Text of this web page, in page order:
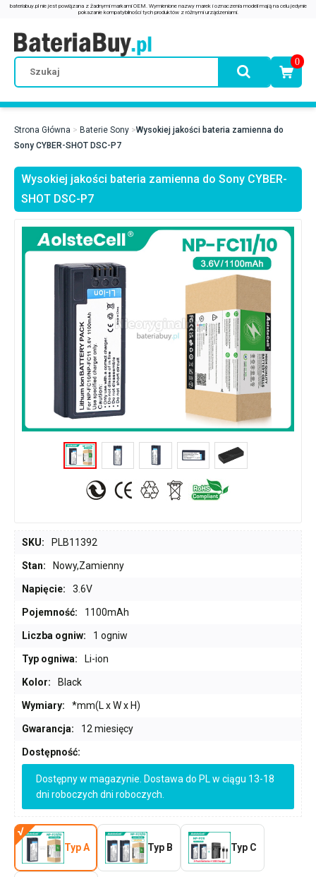
0
Strona Główna Baterie Sony
Wysokiej jakości bateria zamienna do
Sony CYBER-SHOT DSC-P7
Wysokiej jakości bateria zamienna do Sony CYBER-
SHOT DSC-P7
SKU: PLB11392
Stan: Nowy,Zamienny
Napięcie: 3.6V
Pojemność: 1100mAh
Liczba ogniw: 1 ogniw
Typ ogniwa: Li-ion
Kolor: Black
Wymiary: *mm(L x W x H)
Gwarancja: 12 miesięcy
Dostępność:
Dostępny w magazynie. Dostawa do PL w ciągu 13-18
dni roboczych dni roboczych.
Typ A Typ B Typ C